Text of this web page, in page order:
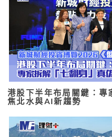
港股下半年布局關鍵：專
焦北水與AI新趨勢